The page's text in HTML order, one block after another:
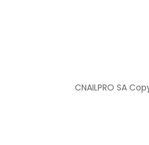
CNAILPRO SA